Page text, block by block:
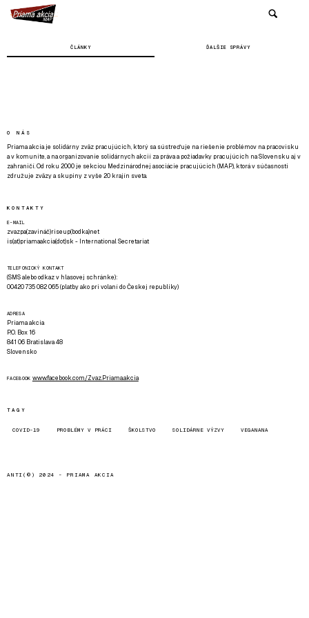
ČLÁNKY ĎALŠIE SPRÁVY
O NÁS
Priama akcia je solidárny zväz pracujúcich, ktorý sa sústreďuje na riešenie problémov na pracovisku
a v komunite, a na organizovanie solidárnych akcií za práva a požiadavky pracujúcich na Slovensku aj v
zahraničí. Od roku 2000 je sekciou Medzinárodnej asociácie pracujúcich (MAP), ktorá v súčasnosti
združuje zväzy a skupiny z vyše 20 krajín sveta.
KONTAKTY
E-MAIL
zvazpa(zavináč)riseup(bodka)net
is(at)priamaakcia(dot)sk - International Secretariat
TELEFONICKÝ KONTAKT
(SMS alebo odkaz v hlasovej schránke):
00420 735 082 065 (platby ako pri volaní do Českej republiky)
ADRESA
Priama akcia
P.O. Box 16
841 06 Bratislava 48
Slovensko
FACEBOOK www.facebook.com/Zvaz.Priama.akcia
TAGY
COVID-19 PROBLÉMY V PRÁCI ŠKOLSTVO SOLIDÁRNE VÝZVY VEGANANA
ANTI(©) 2024 - PRIAMA AKCIA